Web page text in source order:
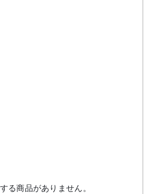
る商品がありません。